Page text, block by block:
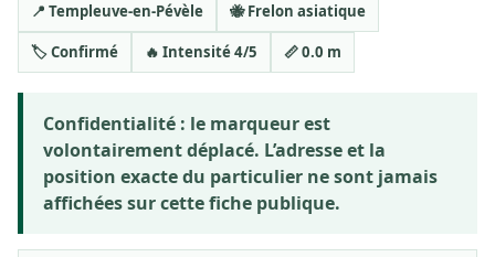
📍 Templeuve-en-Pévèle 🐝 Frelon asiatique
🏷️ Confirmé 🔥 Intensité 4/5 📏 0.0 m
Confidentialité : le marqueur est
volontairement déplacé. L’adresse et la
position exacte du particulier ne sont jamais
affichées sur cette fiche publique.